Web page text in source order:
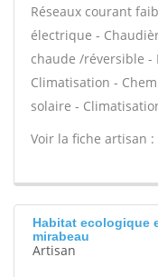
Réseaux courant
électrique -
chaude /réversible
Climatisation -
solaire -
Voir la fiche artisan :
Habitat ecologique
mirabeau
Artisan